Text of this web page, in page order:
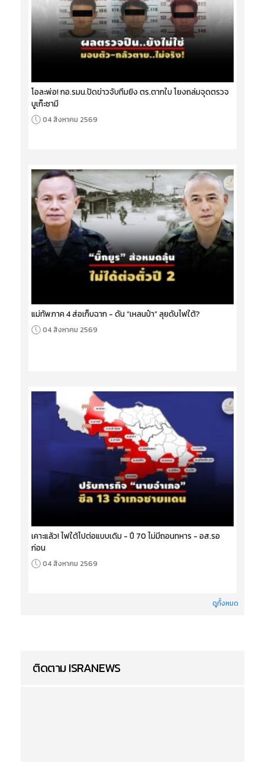
โอละพ่อ! กอ.รมน.ปัดข่าวจับทีมยิง ตร.ตากใบ โยงถล่มจุดตรวจ
บูเก๊ะซามี
04 สิงหาคม 2569
แม่ทัพภาค 4 ส่อเก็บฉาก - ดัน “เหลนป๋า” ลุยดับไฟใต้?
04 สิงหาคม 2569
เคาะแล้ว! ไฟใต้ไปต่อแบบเดิม - ปี 70 ไม่มีถอนทหาร - อส.รอ
ก่อน
04 สิงหาคม 2569
ดูทั้งหมด
ติดตาม ISRANEWS